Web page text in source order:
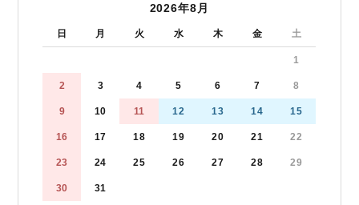
2026年8月
日 月 火 水 木 金 土
1
2 3 4 5 6 7 8
9 10 11 12 13 14 15
16 17 18 19 20 21 22
23 24 25 26 27 28 29
30 31